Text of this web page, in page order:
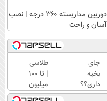
دوربین مداربسته 360 درجه | نصب
آسان و راحت
جای
بخیه
داری؟؟
فقط در
طلاسی
| تا 100
میلیون
وام